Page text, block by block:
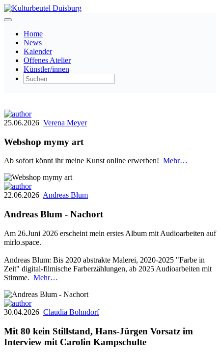
Home
News
Kalender
Offenes Atelier
Künstler/innen
25.06.2026 Verena Meyer
Webshop mymy art
Ab sofort könnt ihr meine Kunst online erwerben! Mehr…
22.06.2026 Andreas Blum
Andreas Blum - Nachort
Am 26.Juni 2026 erscheint mein erstes Album mit Audioarbeiten auf
mirlo.space.
Andreas Blum: Bis 2020 abstrakte Malerei, 2020-2025 "Farbe in
Zeit" digital-filmische Farberzählungen, ab 2025 Audioarbeiten mit
Stimme. Mehr…
30.04.2026 Claudia Bohndorf
Mit 80 kein Stillstand, Hans-Jürgen Vorsatz im
Interview mit Carolin Kampschulte